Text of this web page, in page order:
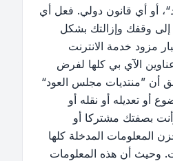
أو أي قانون دولي. فعل أي
وقفك وإزالتك بشكل
مزود خدمة الانترنت
الآي بي كلها لفرض
أن ”منتديات مجلس العود“
أو تعديله أو نقله أو
بصفتك مشتركا أو
المعلومات المدخلة كلها
وحيث أن هذه المعلومات